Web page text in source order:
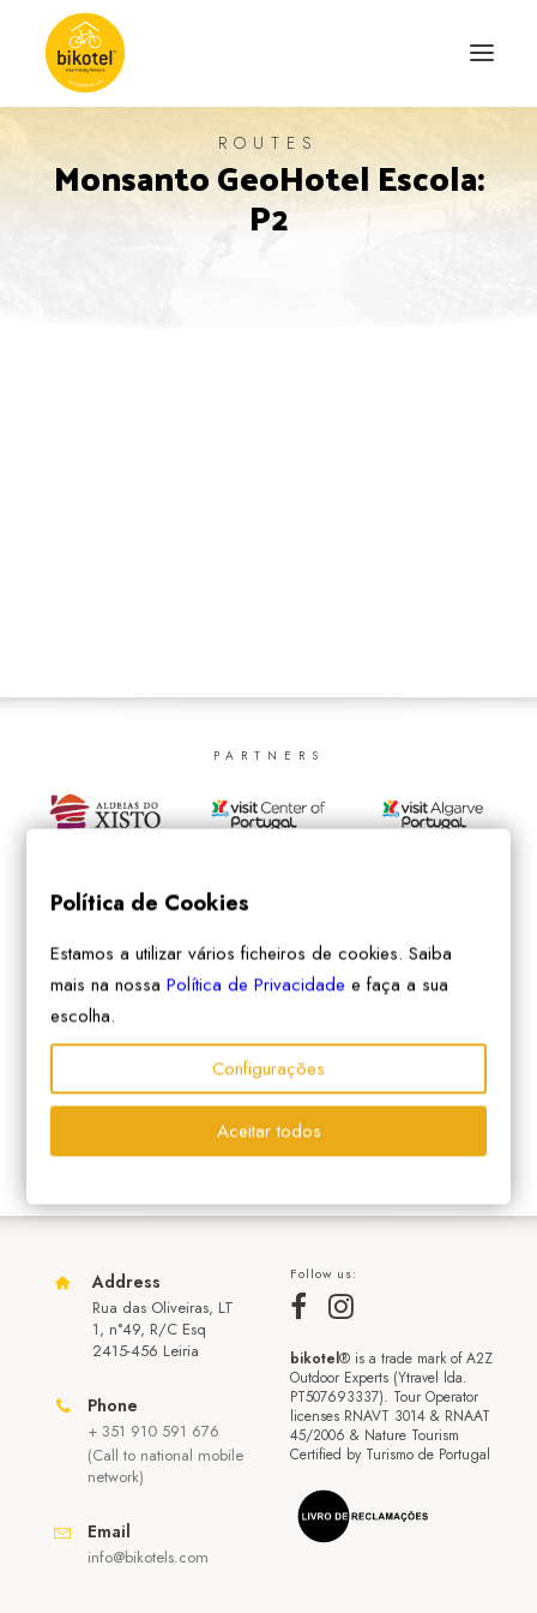
ABOUT US
ROUTES
Monsanto GeoHotel Escola:
P2
PARTNERS
Address
Rua das Oliveiras, LT
1, n°49, R/C Esq
2415-456 Leiria
Phone
+ 351 910 591 676
(Call to national mobile
network)
Email
info@bikotels.com
Follow us:
bikotel® is a trade mark of A2Z
Outdoor Experts (Ytravel lda.
PT507693337). Tour Operator
licenses RNAVT 3014 & RNAAT
45/2006 & Nature Tourism
Certified by Turismo de Portugal
Política de Cookies
Estamos a utilizar vários ficheiros de cookies. Saiba
mais na nossaPolítica de Privacidade e faça a sua
escolha.
Configurações
Aceitar todos